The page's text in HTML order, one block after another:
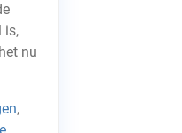
is,
nu
,